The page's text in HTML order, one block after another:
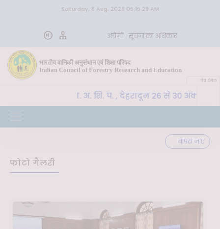
Saturday, 8 Aug, 2026 05:15:29 AM
अंग्रेज़ी सूचना का अधिकार
भारतीय वानिकी अनुसंधान एवं शिक्षा परिषद
Indian Council of Forestry Research and Education
वेब ईमेल
CoE-SLM, भा. वा. अ. शि. प. , देहरादून 26 से 30
वापस जाएं
फोटो गैलरी